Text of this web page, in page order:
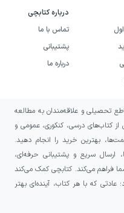
درباره کتابچی
تماس با ما
پشتیبانی
درباره ما
تحصیلی و علاقه‌مندان به مطالعه
کتاب‌های درسی، کنکوری، عمومی و
بهترین خرید را انجام دهید.
سریع و پشتیبانی حرفه‌ای،
فراهم می‌کند. کتابچی کمک می‌کند
که با هر کتاب، آینده‌ای بهتر